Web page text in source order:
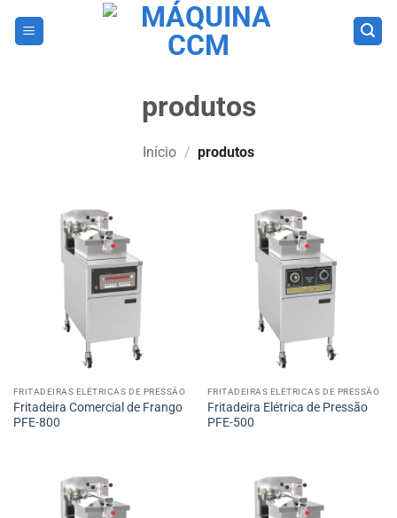
produtos
Início / produtos
FRITADEIRAS ELÉTRICAS DE PRESSÃO
Fritadeira Comercial de Frango
PFE-800
FRITADEIRAS ELÉTRICAS DE PRESSÃO
Fritadeira Elétrica de Pressão
PFE-500